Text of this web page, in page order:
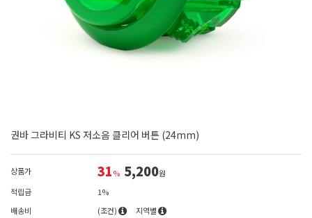
권바 그라비티 KS 저소음 클리어 버튼 (24mm)
상품가 31% 5,200원
적립금
1%
배송비
(조건)
지역별